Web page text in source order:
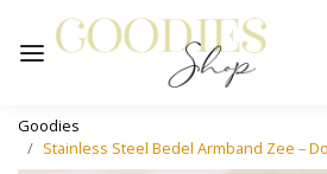
Goodies
Stainless Steel Bedel Armband Zee –